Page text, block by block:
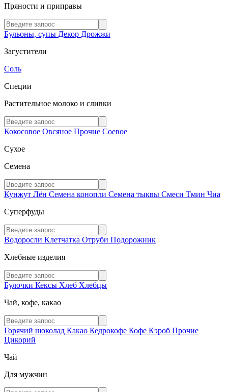
Пряности и приправы
Бульоны, супы Декор Дрожжи
Загустители
Соль
Специи
Растительное молоко и сливки
Кокосовое Овсяное Прочие Соевое
Сухое
Семена
Кунжут Лён Семена конопли Семена тыквы Смеси Тмин Чиа
Суперфуды
Водоросли Клетчатка Отруби Подорожник
Хлебные изделия
Булочки Кексы Хлеб Хлебцы
Чай, кофе, какао
Горячий шоколад Какао Кедрокофе Кофе Кэроб Прочие
Цикорий
Чай
Для мужчин